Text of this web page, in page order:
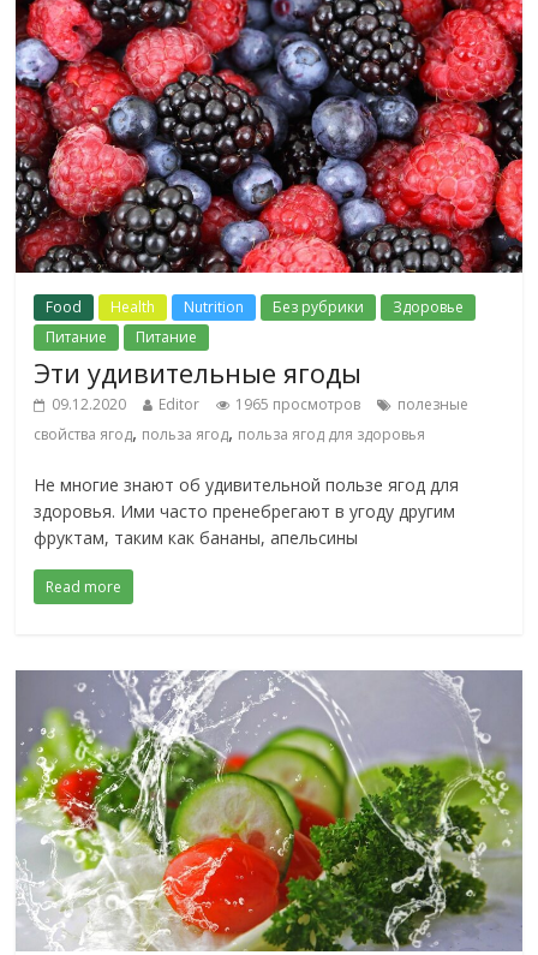
Food Health Nutrition Без рубрики
Здоровье
Питание
Питание
Эти удивительные ягоды
09.12.2020 Editor 1965 просмотров
полезные
свойства ягод, польза ягод, польза ягод для здоровья
Не многие знают об удивительной пользе ягод для
здоровья. Ими часто пренебрегают в угоду другим
фруктам, таким как бананы, апельсины
Read more